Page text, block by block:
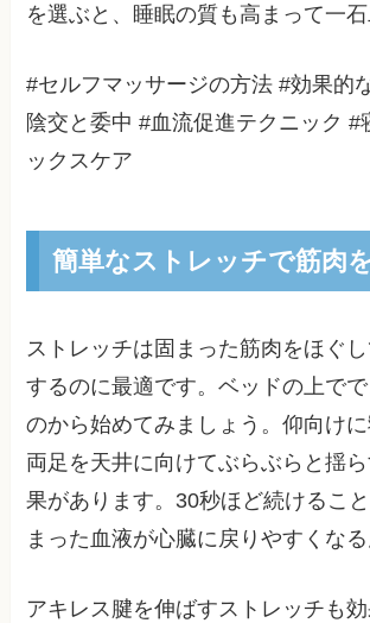
を選ぶと、睡眠の質も高まって一石
#セルフマッサージの方法 #効果的
陰交と委中 #血流促進テクニック #
ックスケア
簡単なストレッチで筋肉
ストレッチは固まった筋肉をほぐ
するのに最適です。ベッドの上で
のから始めてみましょう。仰向けに
両足を天井に向けてぶらぶらと揺
果があります。30秒ほど続けるこ
まった血液が心臓に戻りやすくなる
アキレス腱を伸ばすストレッチも